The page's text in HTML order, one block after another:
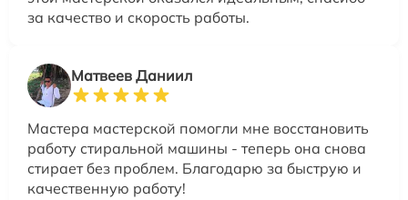
за качество и скорость работы.
Матвеев Даниил
Мастера мастерской помогли мне восстановить
работу стиральной машины - теперь она снова
стирает без проблем. Благодарю за быструю и
качественную работу!